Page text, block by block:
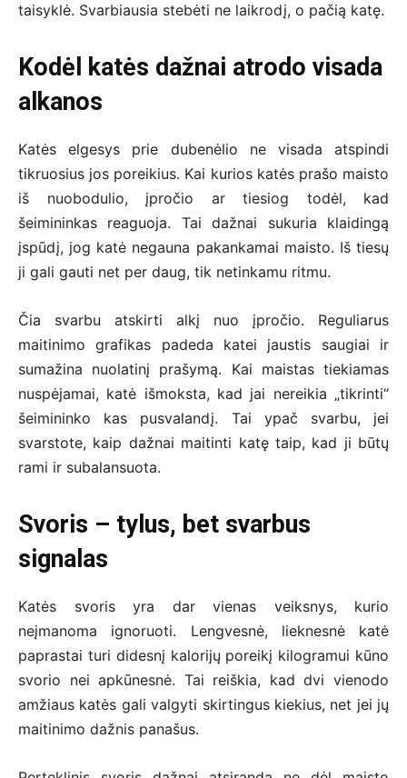
taisyklė. Svarbiausia stebėti ne laikrodį, o pačią katę.
Kodėl katės dažnai atrodo visada
alkanos
Katės elgesys prie dubenėlio ne visada atspindi
tikruosius jos poreikius. Kai kurios katės prašo maisto
iš nuobodulio, įpročio ar tiesiog todėl, kad
šeimininkas reaguoja. Tai dažnai sukuria klaidingą
įspūdį, jog katė negauna pakankamai maisto. Iš tiesų
ji gali gauti net per daug, tik netinkamu ritmu.
Čia svarbu atskirti alkį nuo įpročio. Reguliarus
maitinimo grafikas padeda katei jaustis saugiai ir
sumažina nuolatinį prašymą. Kai maistas tiekiamas
nuspėjamai, katė išmoksta, kad jai nereikia „tikrinti“
šeimininko kas pusvalandį. Tai ypač svarbu, jei
svarstote, kaip dažnai maitinti katę taip, kad ji būtų
rami ir subalansuota.
Svoris – tylus, bet svarbus
signalas
Katės svoris yra dar vienas veiksnys, kurio
neįmanoma ignoruoti. Lengvesnė, lieknesnė katė
paprastai turi didesnį kalorijų poreikį kilogramui kūno
svorio nei apkūnesnė. Tai reiškia, kad dvi vienodo
amžiaus katės gali valgyti skirtingus kiekius, net jei jų
maitinimo dažnis panašus.